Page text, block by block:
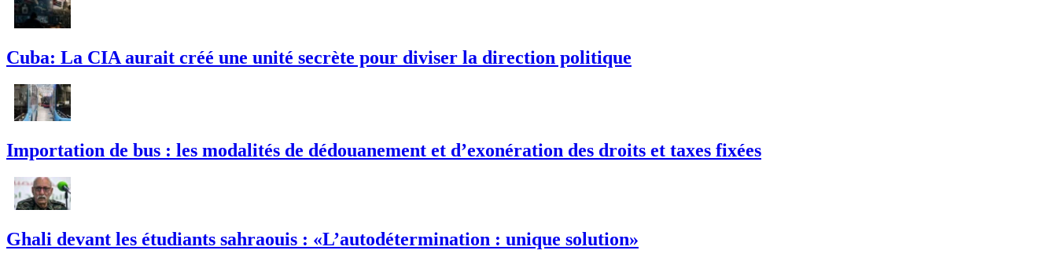
Cuba: La CIA aurait créé une unité secrète pour diviser la direction politique
Importation de bus : les modalités de dédouanement et d’exonération des droits et taxes fixées
Ghali devant les étudiants sahraouis : «L’autodétermination : unique solution»